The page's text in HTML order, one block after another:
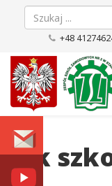
+48
Rok